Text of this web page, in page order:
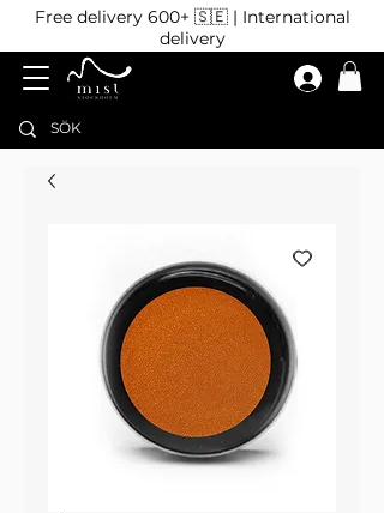
Free delivery 600+ 🇸🇪 | International
delivery